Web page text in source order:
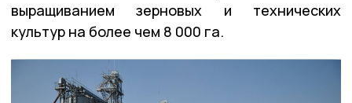
выращиванием зерновых и технических
культур на более чем 8 000 га.